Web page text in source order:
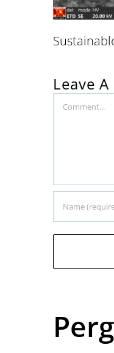
Leave
Comment